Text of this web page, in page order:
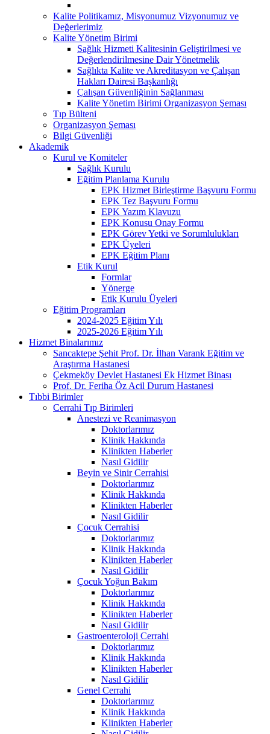
Kalite Politikamız, Misyonumuz Vizyonumuz ve
Değerlerimiz
Kalite Yönetim Birimi
Sağlık Hizmeti Kalitesinin Geliştirilmesi ve
Değerlendirilmesine Dair Yönetmelik
Sağlıkta Kalite ve Akreditasyon ve Çalışan
Hakları Dairesi Başkanlığı
Çalışan Güvenliğinin Sağlanması
Kalite Yönetim Birimi Organizasyon Şeması
Tıp Bülteni
Organizasyon Şeması
Bilgi Güvenliği
Akademik
Kurul ve Komiteler
Sağlık Kurulu
Eğitim Planlama Kurulu
EPK Hizmet Birleştirme Başvuru Formu
EPK Tez Başvuru Formu
EPK Yazım Klavuzu
EPK Konusu Onay Formu
EPK Görev Yetki ve Sorumlulukları
EPK Üyeleri
EPK Eğitim Planı
Etik Kurul
Formlar
Yönerge
Etik Kurulu Üyeleri
Eğitim Programları
2024-2025 Eğitim Yılı
2025-2026 Eğitim Yılı
Hizmet Binalarımız
Sancaktepe Şehit Prof. Dr. İlhan Varank Eğitim ve
Araştırma Hastanesi
Çekmeköy Devlet Hastanesi Ek Hizmet Binası
Prof. Dr. Feriha Öz Acil Durum Hastanesi
Tıbbi Birimler
Cerrahi Tıp Birimleri
Anestezi ve Reanimasyon
Doktorlarımız
Klinik Hakkında
Klinikten Haberler
Nasıl Gidilir
Beyin ve Sinir Cerrahisi
Doktorlarımız
Klinik Hakkında
Klinikten Haberler
Nasıl Gidilir
Çocuk Cerrahisi
Doktorlarımız
Klinik Hakkında
Klinikten Haberler
Nasıl Gidilir
Çocuk Yoğun Bakım
Doktorlarımız
Klinik Hakkında
Klinikten Haberler
Nasıl Gidilir
Gastroenteroloji Cerrahi
Doktorlarımız
Klinik Hakkında
Klinikten Haberler
Nasıl Gidilir
Genel Cerrahi
Doktorlarımız
Klinik Hakkında
Klinikten Haberler